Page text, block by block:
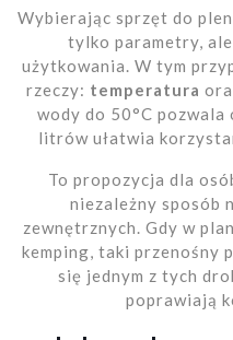
Wybierając sprzęt do
tylko parametry,
użytkowania. W tym
rzeczy: temperatura
wody do 50°C pozwala
litrów ułatwia
To propozycja dla
niezależny sposób
zewnętrznych. Gdy w
kemping, taki przenośny
się jednym z tych
poprawiają